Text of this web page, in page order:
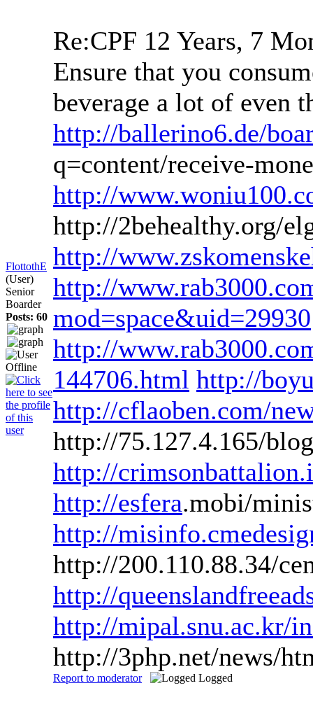
FlottothE
(User)
Senior
Boarder
Posts: 60
Re:CPF 12 Years, 7
Ensure that you
beverage a lot of even
http://ballerino6.de/
q=content/receive-
http://
http://2behealthy.org/
http://
http://
mod=space&uid=29930
http://
144706.html http://
http://cflaoben.com/
http://75.127.4.165/
http://
http://esfera.mobi/
http://
http://200.110.88.34/
http://
http://mipal.snu.ac.kr/
http://3php.net/news/
Report to moderator Logged